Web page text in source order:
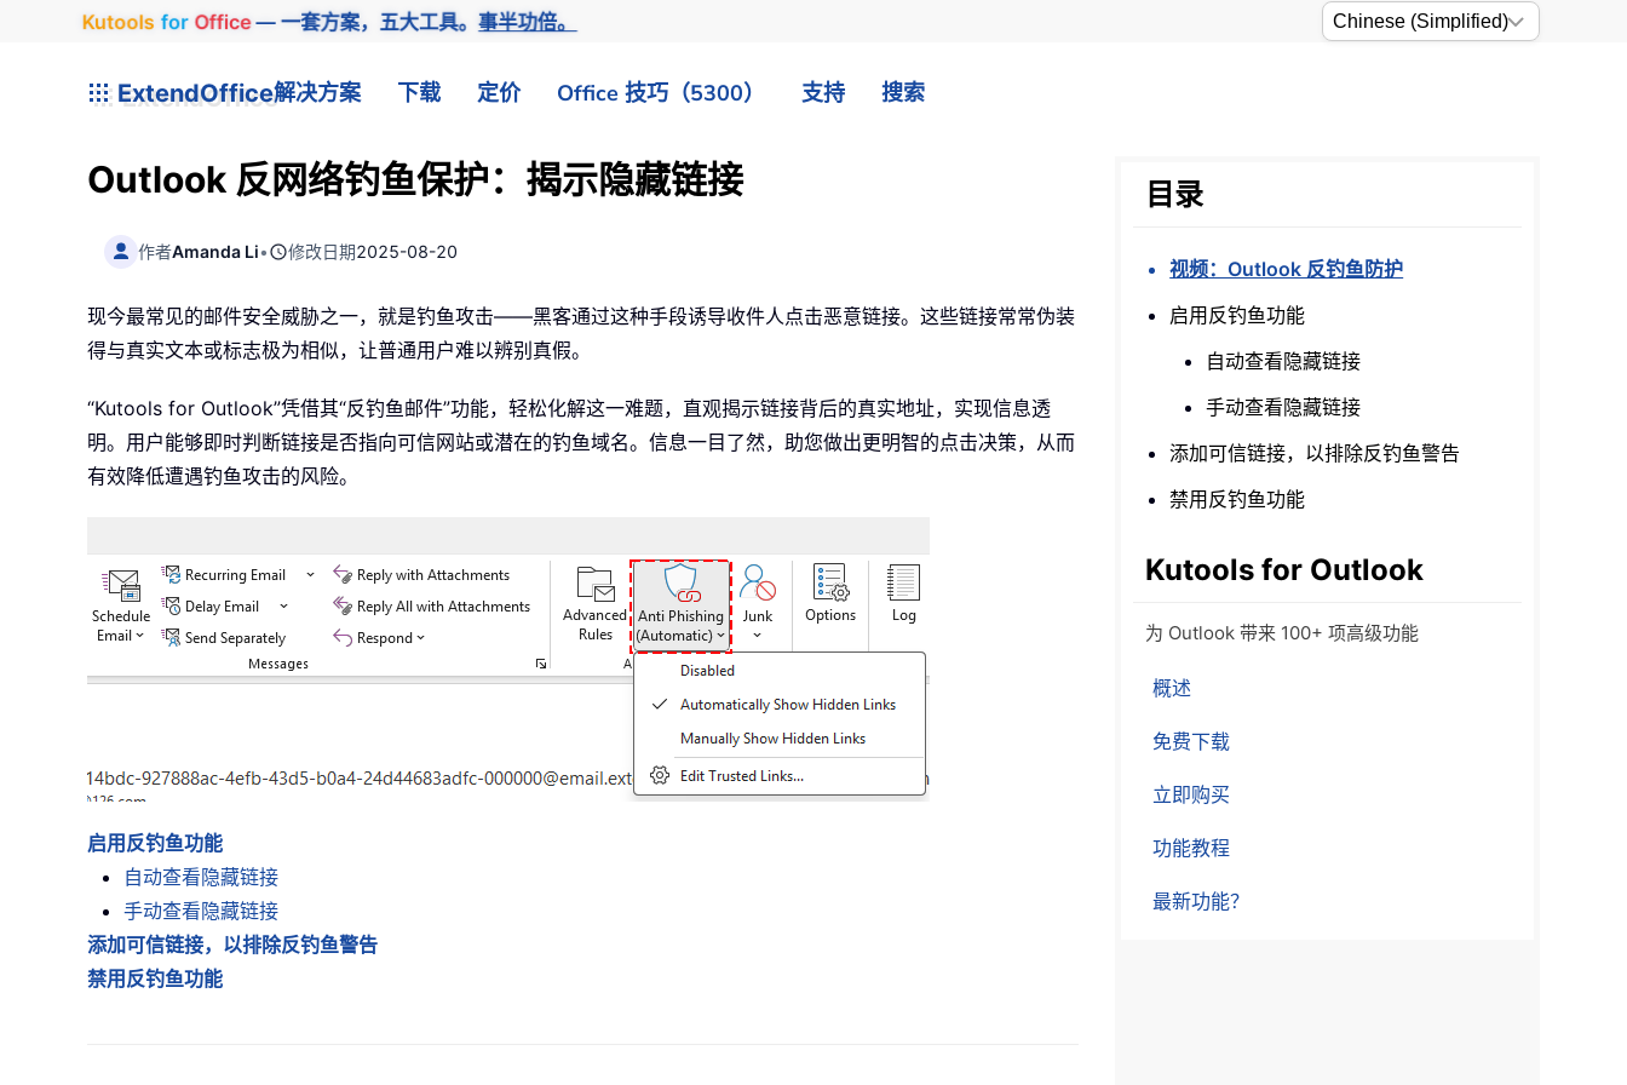
Kutools for Office— 一套方案，五大工具。事半功倍。
ExtendOffice解决方案 下载 定价 Office 技巧（5300） 支持 搜索
Outlook 反网络钓鱼保护：揭示隐藏链接
作者Amanda Li• 修改日期2025-08-20
现今最常见的邮件安全威胁之一，就是钓鱼攻击——黑客通过这种手段诱导收件人点击恶意链接。这些链接常常伪装
得与真实文本或标志极为相似，让普通用户难以辨别真假。
“Kutools for Outlook”凭借其“反钓鱼邮件”功能，轻松化解这一难题，直观揭示链接背后的真实地址，实现信息透
明。用户能够即时判断链接是否指向可信网站或潜在的钓鱼域名。信息一目了然，助您做出更明智的点击决策，从而
有效降低遭遇钓鱼攻击的风险。
启用反钓鱼功能
自动查看隐藏链接
手动查看隐藏链接
添加可信链接，以排除反钓鱼警告
禁用反钓鱼功能
目录
视频：Outlook 反钓鱼防护
启用反钓鱼功能
自动查看隐藏链接
手动查看隐藏链接
添加可信链接，以排除反钓鱼警告
禁用反钓鱼功能
Kutools for Outlook
为 Outlook 带来 100+ 项高级功能
概述
免费下载
立即购买
功能教程
最新功能？